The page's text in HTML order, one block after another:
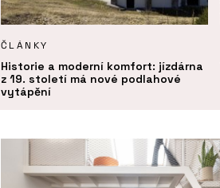
ČLÁNKY
Historie a moderní komfort: jízdárna
z 19. století má nové podlahové
vytápění